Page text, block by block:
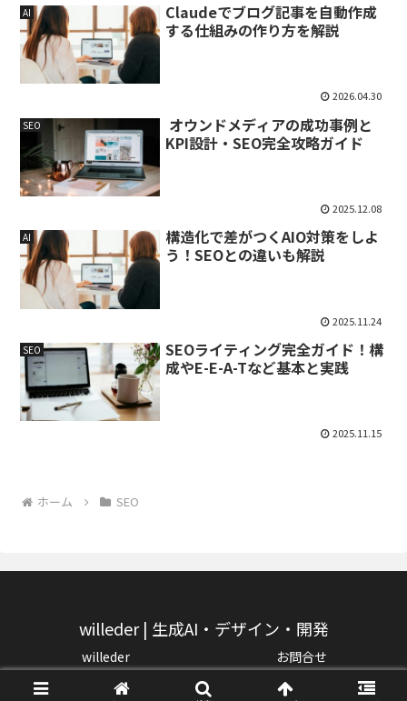
AI
Claudeでブログ記事を自動作成
する仕組みの作り方を解説
2026.04.30
SEO
オウンドメディアの成功事例と
KPI設計・SEO完全攻略ガイド
2025.12.08
AI
構造化で差がつくAIO対策をしよ
う！SEOとの違いも解説
2025.11.24
SEO
SEOライティング完全ガイド！構
成やE-E-A-Tなど基本と実践
2025.11.15
ホーム SEO
willeder | 生成AI・デザイン・開発
willeder
お問合せ
© 2025 willeder | 生成AI・デザイン・開発.